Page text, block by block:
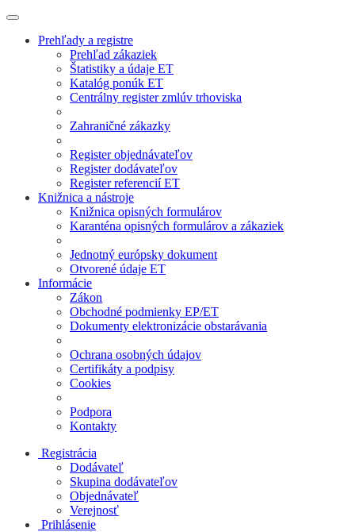
Prehľady a registre
Prehľad zákaziek
Štatistiky a údaje ET
Katalóg ponúk ET
Centrálny register zmlúv trhoviska
Zahraničné zákazky
Register objednávateľov
Register dodávateľov
Register referencií ET
Knižnica a nástroje
Knižnica opisných formulárov
Karanténa opisných formulárov a zákaziek
Jednotný európsky dokument
Otvorené údaje ET
Informácie
Zákon
Obchodné podmienky EP/ET
Dokumenty elektronizácie obstarávania
Ochrana osobných údajov
Certifikáty a podpisy
Cookies
Podpora
Kontakty
Registrácia
Dodávateľ
Skupina dodávateľov
Objednávateľ
Verejnosť
Prihlásenie